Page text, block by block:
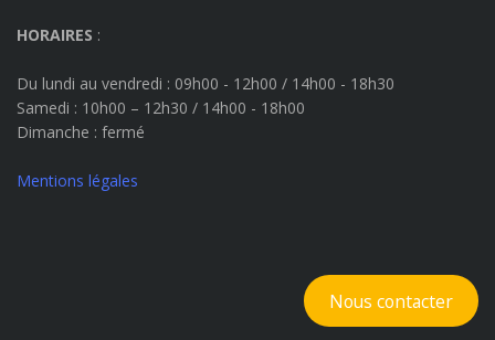
HORAIRES :
Du lundi au vendredi : 09h00 - 12h00 / 14h00 - 18h30
Samedi : 10h00 – 12h30 / 14h00 - 18h00
Dimanche : fermé
Mentions légales
Nous contacter